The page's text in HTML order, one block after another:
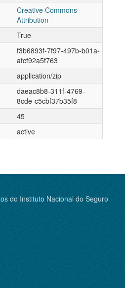
Creative Commons
Attribution
True
f3b6893f-7f97-497b-b01a-
afcf92a5f763
application/zip
daeac8b8-311f-4769-
8cde-c5cbf37b35f8
45
active
do Instituto Nacional do Seguro